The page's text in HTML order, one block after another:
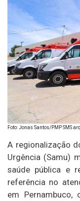
Foto: Jonas Santos/PMP SMS
A regionalização
Urgência (Samu)
saúde pública e
referência no
em